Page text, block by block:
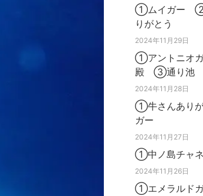
①ムイガー
りがとう
2024年11月29日
①アントニオ
殿 ③通り池
2024年11月28日
①牛さんあり
ガー
2024年11月27日
①中ノ島チャ
2024年11月26日
①エメラルド